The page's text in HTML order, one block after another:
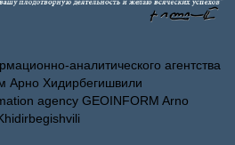
аналитического агентства
Арно Хидирбегишвили
agency GEOINFORM Arno